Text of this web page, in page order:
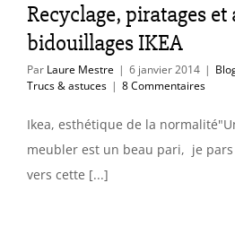
Recyclage, piratages et
bidouillages IKEA
Par Laure Mestre | 6 janvier 2014 |
Trucs & astuces | 8 Commentaires
Ikea, esthétique de la
meubler est un beau pari, je pars
vers cette [...]